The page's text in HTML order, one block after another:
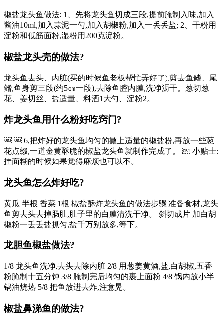
椒盐龙头鱼做法: 1、先将龙头鱼切成三段,提前腌制入味,加入
酱油10ml,加入蒜泥一勺,加入胡椒粉,加入一丢丢盐; 2、干粉用
淀粉和低筋面粉,湿粉用200克淀粉。
椒盐龙头壳的做法?
龙头鱼去头、内脏(买的时候鱼老板帮忙弄好了),剪去鱼鳍、尾
鳍,鱼身剪三段(约5㎝一段),去除鱼腔内膜,洗净沥干。葱切葱
花、姜切丝、盐适量、料酒1大勺、淀粉2。
炸龙头鱼用什么粉好吃窍门?
￼ ￼ 6,把炸好的龙头鱼均匀的撒上适量的椒盐粉,再放一些葱
花点缀,一道金黄酥脆的椒盐龙头鱼就制作完成了。 ￼ 小贴士:
挂面糊的时候如果觉得麻烦也可以不。
龙头鱼怎么炸好吃?
黄瓜 半根 香菜 1根 椒盐酥炸龙头鱼的做法步骤 准备食材,龙头
鱼剪去头去掉肠肚,肚子里的白膜清洗干净。 斜切成片 加白胡
椒粉一丢丢盐抓匀,盐千万别放多,等下。
龙胆鱼椒盐做法?
1/8 龙头鱼洗净,去头去除内脏 2/8 用葱姜黄酒,盐,白胡椒,五香
粉腌制十五分钟 3/8 腌制完后均匀的裹上面粉 4/8 锅内放小半
锅油烧热 5/8 把鱼放进去炸,注意晃。
椒盐鼻涕鱼的做法?